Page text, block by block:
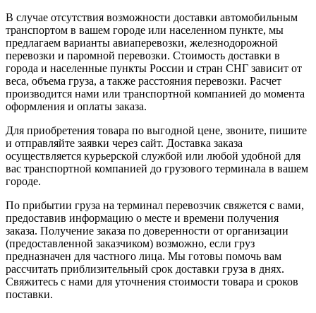
В случае отсутствия возможности доставки автомобильным
транспортом в вашем городе или населенном пункте, мы
предлагаем варианты авиаперевозки, железнодорожной
перевозки и паромной перевозки. Стоимость доставки в
города и населенные пункты России и стран СНГ зависит от
веса, объема груза, а также расстояния перевозки. Расчет
производится нами или транспортной компанией до момента
оформления и оплаты заказа.
Для приобретения товара по выгодной цене, звоните, пишите
и отправляйте заявки через сайт. Доставка заказа
осуществляется курьерской службой или любой удобной для
вас транспортной компанией до грузового терминала в вашем
городе.
По прибытии груза на терминал перевозчик свяжется с вами,
предоставив информацию о месте и времени получения
заказа. Получение заказа по доверенности от организации
(предоставленной заказчиком) возможно, если груз
предназначен для частного лица. Мы готовы помочь вам
рассчитать приблизительный срок доставки груза в днях.
Свяжитесь с нами для уточнения стоимости товара и сроков
поставки.